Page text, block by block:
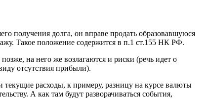
получения долга, он вправе продать образовавшуюся
Такое положение содержится в п.1 ст.155 НК РФ.
на него же возлагаются и риски (речь идет о
отсутствия прибыли).
текущие расходы, к примеру, разницу на курсе валюты
А как там будут разворачиваться события,